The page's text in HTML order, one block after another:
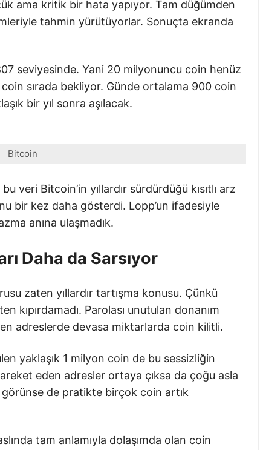
ama kritik bir hata yapıyor. Tam düğümden
tahmin yürütüyorlar. Sonuçta ekranda
seviyesinde. Yani 20 milyonuncu coin henüz
sırada bekliyor. Günde ortalama 900 coin
bir yıl sonra aşılacak.
Bitcoin
veri Bitcoin’in yıllardır sürdürdüğü kısıtlı arz
bir kez daha gösterdi. Lopp’un ifadesiyle
anına ulaşmadık.
Daha da Sarsıyor
zaten yıllardır tartışma konusu. Çünkü
kıpırdamadı. Parolası unutulan donanım
adreslerde devasa miktarlarda coin kilitli.
yaklaşık 1 milyon coin de bu sessizliğin
eden adresler ortaya çıksa da çoğu asla
de pratikte birçok coin artık
tam anlamıyla dolaşımda olan coin